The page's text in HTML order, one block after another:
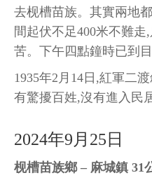
去枧槽苗族。其實兩地
間起伏不足400米不難
苦。下午四點鐘時已到目
1935年2月14日,紅軍二
有驚擾百姓,沒有進入民
2024年9月25日
枧槽苗族鄉 – 麻城鎮 31